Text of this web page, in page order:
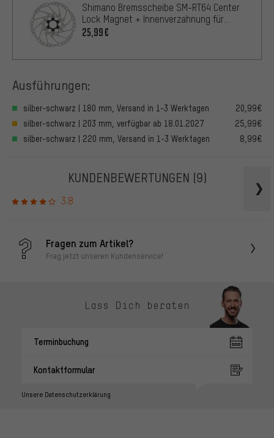
Shimano Bremsscheibe SM-RT64 Center
Lock Magnet + Innenverzahnung für
Deore
25,99€
Ausführungen:
silber-schwarz | 180 mm, Versand in 1-3 Werktagen
20,99€
silber-schwarz | 203 mm, verfügbar ab 18.01.2027
25,99€
silber-schwarz | 220 mm, Versand in 1-3 Werktagen
8,99€
KUNDENBEWERTUNGEN (9)
3.8
Fragen zum Artikel?
Frag jetzt unseren Kundenservice!
Lass Dich beraten
Terminbuchung
Kontaktformular
Unsere Datenschutzerklärung